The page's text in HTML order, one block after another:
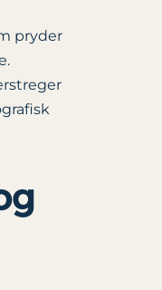
pryder